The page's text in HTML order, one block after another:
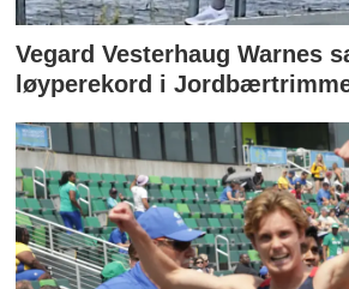
Vegard Vesterhaug Warnes
løyperekord i